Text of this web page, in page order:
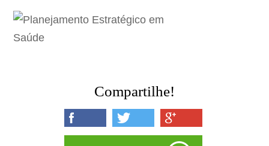
Compartilhe!